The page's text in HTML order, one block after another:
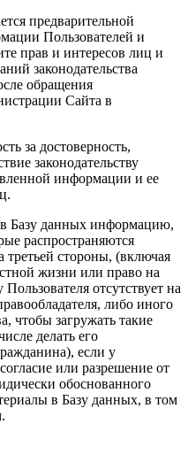
предварительной
Пользователей и
прав и интересов лиц и
законодательства
обращения
Сайта в
за достоверность,
законодательству
информации и ее
в Базу данных информацию,
распространяются
третьей стороны, (включая
жизни или право на
отсутствует на
либо иного
чтобы загружать такие
делать его
если у
или разрешение от
обоснованного
в Базу данных, в том